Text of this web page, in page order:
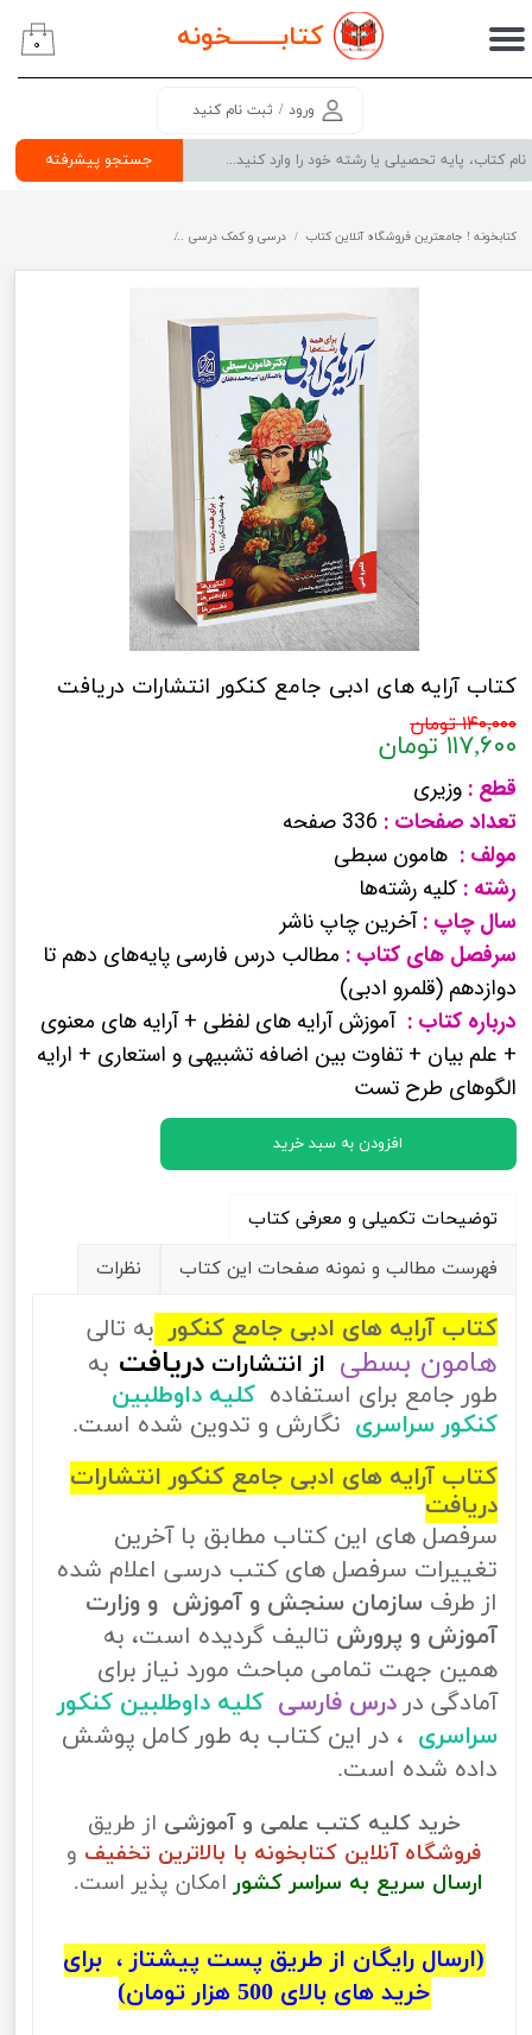
کتابــــــــخونه
جستجو پیشرفته
ورود / ثبت نام کنید
حساب کاربری من
سفارشات
۰
کتابخونه ! جامعترین فروشگاه آنلاین کتاب درسی و کمک درسی
کتاب آرایه های ادبی جامع کنکور انتشارات دریافت
۱۴۰,۰۰۰ تومان
۱۱۷,۶۰۰ تومان
قطع : وزیری
تعداد صفحات : 336 صفحه
مولف : هامون سبطی
رشته : کلیه رشته‌ها
سال چاپ :آخرین چاپ ناشر
سرفصل های کتاب : مطالب درس فارسی پایه‌های دهم تا
دوازدهم (قلمرو ادبی)
درباره کتاب :آموزش آرایه های لفظی + آرایه های معنوی
+ علم بیان + تفاوت بین اضافه تشبیهی و استعاری + ارایه
الگوهای طرح تست
افزودن به سبد خرید
توضیحات تکمیلی و معرفی کتاب
فهرست مطالب و نمونه صفحات این کتاب
نظرات
کتاب آرایه های ادبی جامع کنکور به تالی
هامون بسطی از انتشارات دریافت به
طور جامع برای استفاده کلیه داوطلبین
کنکور سراسری نگارش و تدوین شده است.
کتاب آرایه های ادبی جامع کنکور انتشارات
دریافت
سرفصل های این کتاب مطابق با آخرین
تغییرات سرفصل های کتب درسی اعلام شده
از طرف سازمان سنجش و آموزش و وزارت
آموزش و پرورش تالیف گردیده است، به
همین جهت تمامی مباحث مورد نیاز برای
آمادگی در درس فارسی کلیه داوطلبین کنکور
سراسری ، در این کتاب به طور کامل پوشش
داده شده است.
خرید کلیه کتب علمی و آموزشی از طریق
فروشگاه آنلاین کتابخونه با بالاترین تخفیف و
ارسال سریع به سراسر کشور امکان پذیر است.
(ارسال رایگان از طریق پست پیشتاز ، برای
خرید های بالای 500 هزار تومان)